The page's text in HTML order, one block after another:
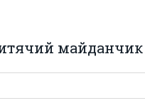
майданчик